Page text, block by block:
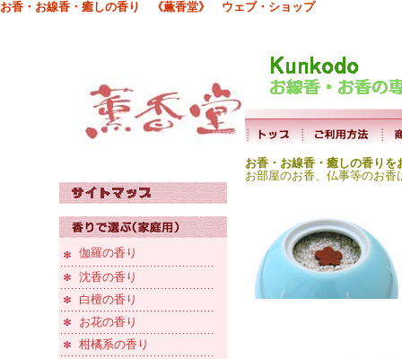
お香・お線香・癒しの香り 《薫香堂》 ウェブ・ショップ
お香・お線香・癒しの香り
お部屋のお香、仏事等のお
伽羅の香り
沈香の香り
白檀の香り
お花の香り
柑橘系の香り